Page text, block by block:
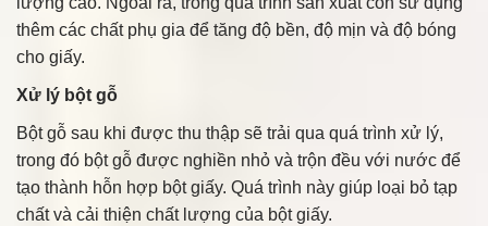
thêm các chất phụ gia để tăng độ bền, độ mịn và độ bóng
cho giấy.
Xử lý bột gỗ
Bột gỗ sau khi được thu thập sẽ trải qua quá trình xử lý,
trong đó bột gỗ được nghiền nhỏ và trộn đều với nước để
tạo thành hỗn hợp bột giấy. Quá trình này giúp loại bỏ tạp
chất và cải thiện chất lượng của bột giấy.